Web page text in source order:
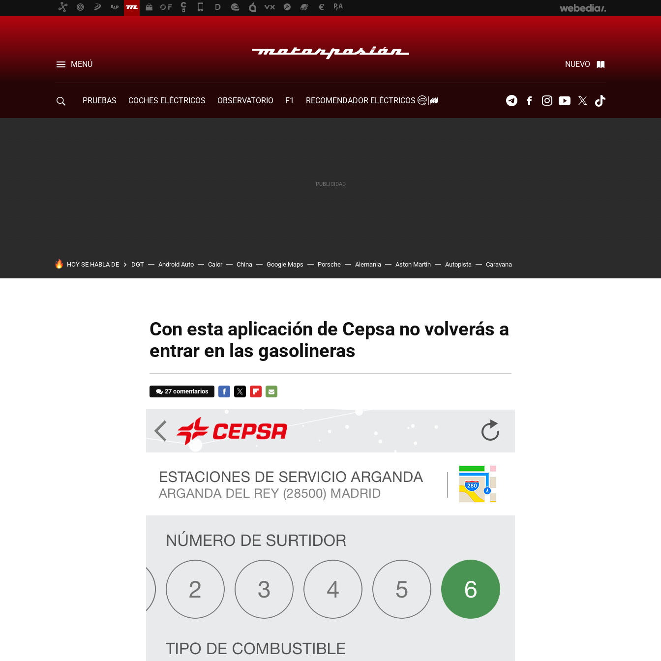
MENÚ NUEVO
PRUEBAS COCHES ELÉCTRICOS OBSERVATORIO F1
RECOMENDADOR ELÉCTRICOS
TelegramFacebookInstagramYoutubeTwitter
HOY SE HABLA DE DGT Android Auto Calor China Google Maps Porsche Alemania Aston Martin Autopista Caravana
Con esta aplicación de Cepsa no volverás a
entrar en las gasolineras
27 comentarios